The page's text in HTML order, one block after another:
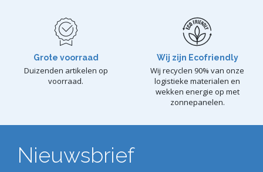
Grote voorraad
Duizenden artikelen op
voorraad.
Wij zijn Ecofriendly
Wij recyclen 90% van onze
logistieke materialen en
wekken energie op met
zonnepanelen.
Nieuwsbrief